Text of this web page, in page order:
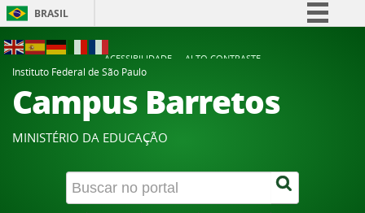
BRASIL
Participe
Acesso à informação
Canais
ACESSIBILIDADE
ALTO CONTRASTE
Instituto Federal de São Paulo
Campus Barretos
MINISTÉRIO DA EDUCAÇÃO